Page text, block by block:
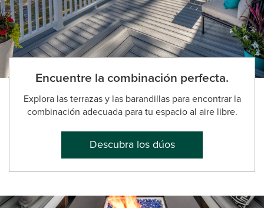
Encuentre la combinación perfecta.
Explora las terrazas y las barandillas para encontrar la
combinación adecuada para tu espacio al aire libre.
Descubra los dúos